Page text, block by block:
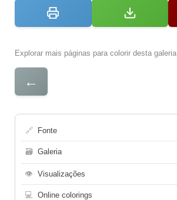
Explorar mais páginas para colorir desta galeria
←
🔗 Fonte
🗃 Galeria
👁 Visualizações
💻 Online colorings